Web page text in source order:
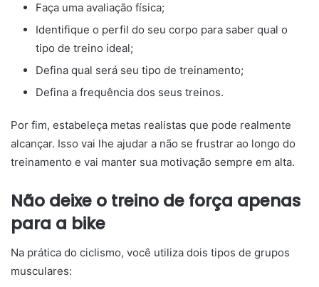
Faça uma avaliação física;
Identifique o perfil do seu corpo para saber qual o
tipo de treino ideal;
Defina qual será seu tipo de treinamento;
Defina a frequência dos seus treinos.
Por fim, estabeleça metas realistas que pode realmente
alcançar. Isso vai lhe ajudar a não se frustrar ao longo do
treinamento e vai manter sua motivação sempre em alta.
Não deixe o treino de força apenas
para a bike
Na prática do ciclismo, você utiliza dois tipos de grupos
musculares: